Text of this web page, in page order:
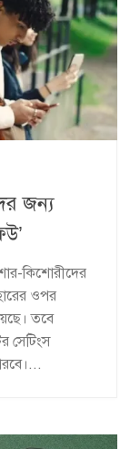
জন্য
কিশোরীদের
ওপর
তবে
সেটিংস